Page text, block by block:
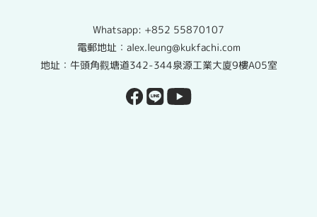
Whatsapp: +852 55870107
電郵地址：alex.leung@kukfachi.com
地址：牛頭角觀塘道342-344泉源工業大廈9樓A05室